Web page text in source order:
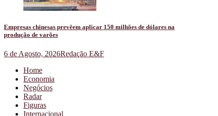
Empresas chinesas prevêem aplicar 150 milhões de dólares na
produção de varões
6 de Agosto, 2026Redação E&F
Home
Economia
Negócios
Radar
Figuras
Internacional